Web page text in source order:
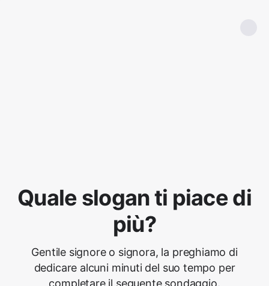
Quale slogan ti piace di
più?
Gentile signore o signora, la preghiamo di
dedicare alcuni minuti del suo tempo per
completare il seguente sondaggio.